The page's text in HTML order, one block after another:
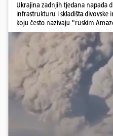
Ukrajina zadnjih tjedana napada
infrastrukturu i skladišta divovske
koju često nazivaju "ruskim
gleda samo kao na obična
snage koriste i za vojne potrebe,
distribuciju dijelova za dronove i
ratu. S druge strane, napadi
bombardiranja ukrajinske
kao način da se ekonomske
teritorij i približe običnim